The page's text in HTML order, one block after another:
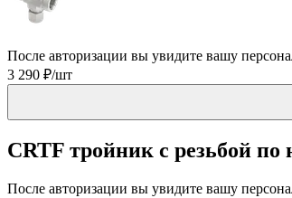
После авторизации вы увидите вашу
3 290 ₽/шт
CRTF тройник с резьбой
После авторизации вы увидите вашу